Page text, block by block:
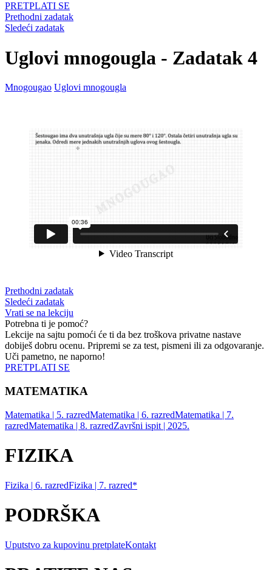
PRETPLATI SE
Prethodni zadatak
Sledeći zadatak
Uglovi mnogougla - Zadatak 4
Mnogougao Uglovi mnogougla
Prethodni zadatak
Sledeći zadatak
Vrati se na lekciju
Potrebna ti je pomoć?
Lekcije na sajtu pomoći će ti da bez troškova privatne nastave
dobiješ dobru ocenu. Pripremi se za test, pismeni ili za odgovaranje.
Uči pametno, ne naporno!
PRETPLATI SE
MATEMATIKA
Matematika | 5. razredMatematika | 6. razredMatematika | 7.
razredMatematika | 8. razredZavršni ispit | 2025.
FIZIKA
Fizika | 6. razredFizika | 7. razred*
PODRŠKA
Uputstvo za kupovinu pretplateKontakt